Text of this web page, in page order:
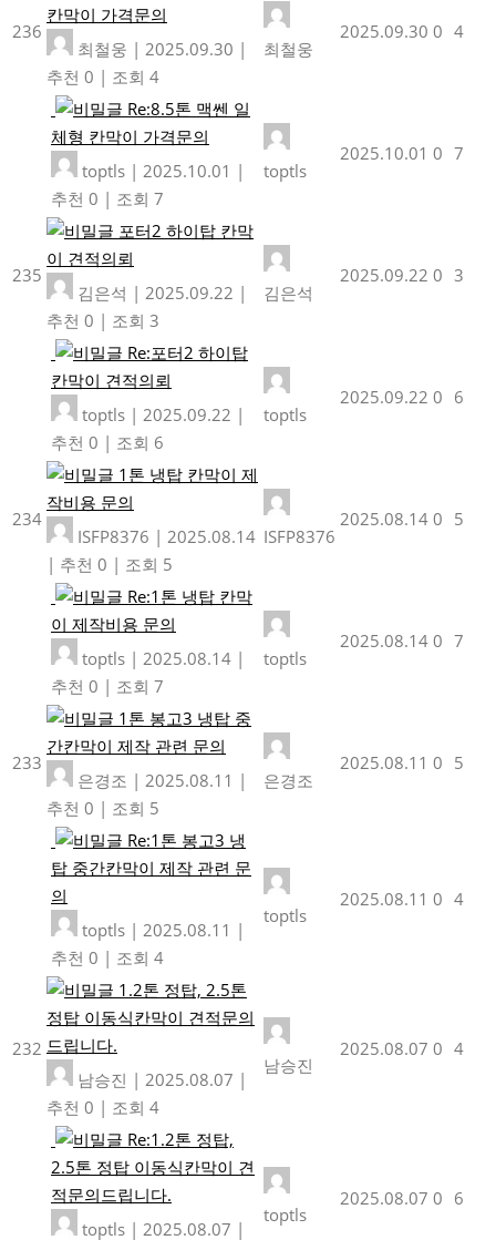
236
칸막이 가격문의
최철웅 | 2025.09.30 |
추천 0 | 조회 4
최철웅
2025.09.30 0 4
Re:8.5톤 맥쎈 일
체형 칸막이 가격문의
toptls | 2025.10.01 |
추천 0 | 조회 7
toptls
2025.10.01 0 7
235
포터2 하이탑 칸막
이 견적의뢰
김은석 | 2025.09.22 |
추천 0 | 조회 3
김은석
2025.09.22 0 3
Re:포터2 하이탑
칸막이 견적의뢰
toptls | 2025.09.22 |
추천 0 | 조회 6
toptls
2025.09.22 0 6
234
1톤 냉탑 칸막이 제
작비용 문의
ISFP8376 | 2025.08.14
| 추천 0 | 조회 5
ISFP8376
2025.08.14 0 5
Re:1톤 냉탑 칸막
이 제작비용 문의
toptls | 2025.08.14 |
추천 0 | 조회 7
toptls
2025.08.14 0 7
233
1톤 봉고3 냉탑 중
간칸막이 제작 관련 문의
은경조 | 2025.08.11 |
추천 0 | 조회 5
은경조
2025.08.11 0 5
Re:1톤 봉고3 냉
탑 중간칸막이 제작 관련 문
의
toptls | 2025.08.11 |
추천 0 | 조회 4
toptls
2025.08.11 0 4
232
1.2톤 정탑, 2.5톤
정탑 이동식칸막이 견적문의
드립니다.
남승진 | 2025.08.07 |
추천 0 | 조회 4
남승진
2025.08.07 0 4
Re:1.2톤 정탑,
2.5톤 정탑 이동식칸막이 견
적문의드립니다.
toptls | 2025.08.07 |
toptls
2025.08.07 0 6